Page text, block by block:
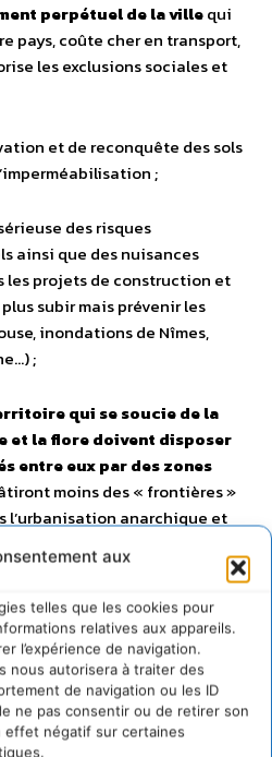
aux
telles que les cookies pour
relatives aux appareils.
l’expérience de navigation.
nous autorisera à traiter des
de navigation ou les ID
ne pas consentir ou de retirer son
négatif sur certaines
perpétuel de la villequi
pays, coûte cher en transport,
les exclusions sociales et
et de reconquête des sols
;
des risques
ainsi que des nuisances
les projets de construction et
subir mais prévenir les
inondations de Nîmes,
;
qui se soucie de la
et la flore doivent disposer
entre eux par des zones
moins des « frontières »
l’urbanisation anarchique et
règles de « quartiers
ou la conception de
d’aménagement et de
des plans locaux